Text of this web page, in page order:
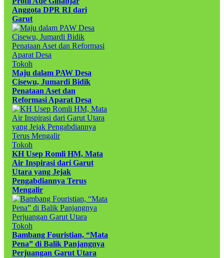
Anggota DPR RI dari
Garut
Tokoh
Maju dalam PAW Desa
Cisewu, Jumardi Bidik
Penataan Aset dan
Reformasi Aparat Desa
Tokoh
KH Usep Romli HM, Mata
Air Inspirasi dari Garut
Utara yang Jejak
Pengabdiannya Terus
Mengalir
Tokoh
Bambang Fouristian, “Mata
Pena” di Balik Panjangnya
Perjuangan Garut Utara